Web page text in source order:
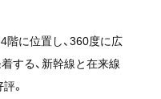
に位置し、360度に広
する、新幹線と在来線
。